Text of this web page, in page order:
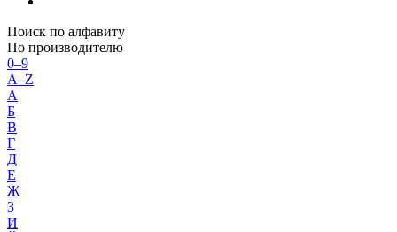
Поиск по алфавиту
По производителю
0–9
A–Z
А
Б
В
Г
Д
Е
Ж
З
И